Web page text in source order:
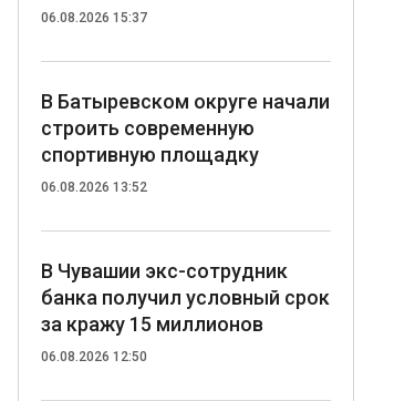
06.08.2026 15:37
В Батыревском округе начали
строить современную
спортивную площадку
06.08.2026 13:52
В Чувашии экс-сотрудник
банка получил условный срок
за кражу 15 миллионов
06.08.2026 12:50